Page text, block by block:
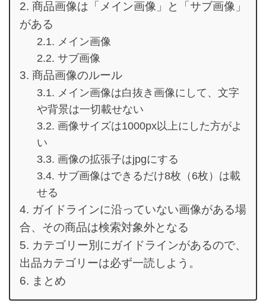
商品画像は「メイン画像」と「サブ画像」
がある
メイン画像
サブ画像
商品画像のルール
メイン画像は白抜き画像にして、文字
や背景は一切載せない
画像サイズは1000px以上にした方がよ
い
画像の拡張子はjpgにする
サブ画像はできるだけ8枚（6枚）は載
せる
ガイドラインに沿っていない画像がある場
合、その商品は検索対象外となる
カテゴリー別にガイドラインがあるので、
出品カテゴリーは必ず一読しよう。
まとめ